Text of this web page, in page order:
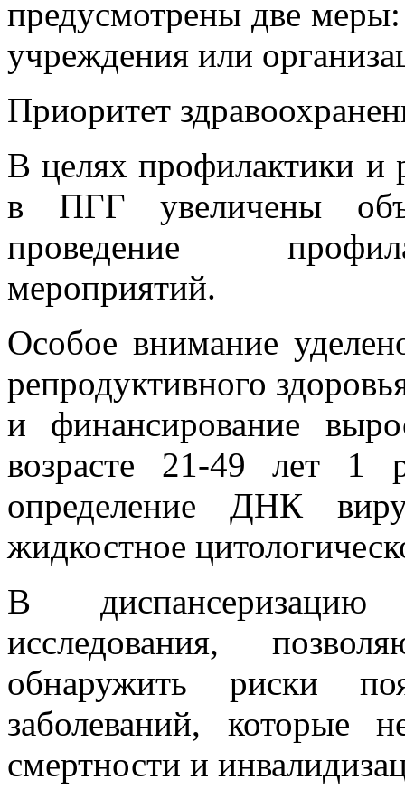
предусмотрены две меры:
учреждения или
Приоритет
В целях профилактики и
в ПГГ увеличены
проведение
мероприятий.
Особое внимание
репродуктивного
и финансирование
возрасте 21-49 лет 1
определение ДНК
жидкостное
В диспансеризацию
исследования,
обнаружить риски
заболеваний, которые
смертности и